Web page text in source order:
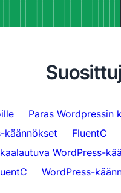
Paras Wordpressin
käännökset FluentC
WordPress-
WordPress-